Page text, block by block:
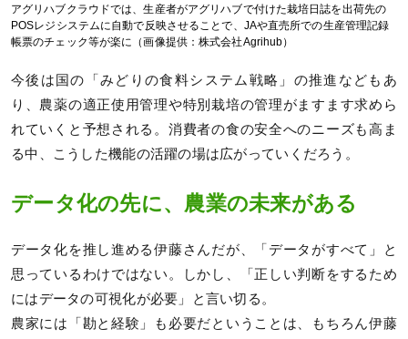
アグリハブクラウドでは、生産者がアグリハブで付けた栽培日誌を出荷先の
POSレジシステムに自動で反映させることで、JAや直売所での生産管理記録
帳票のチェック等が楽に（画像提供：株式会社Agrihub）
今後は国の「みどりの食料システム戦略」の推進などもあ
り、農薬の適正使用管理や特別栽培の管理がますます求めら
れていくと予想される。消費者の食の安全へのニーズも高ま
る中、こうした機能の活躍の場は広がっていくだろう。
データ化の先に、農業の未来がある
データ化を推し進める伊藤さんだが、「データがすべて」と
思っているわけではない。しかし、「正しい判断をするため
にはデータの可視化が必要」と言い切る。
農家には「勘と経験」も必要だということは、もちろん伊藤